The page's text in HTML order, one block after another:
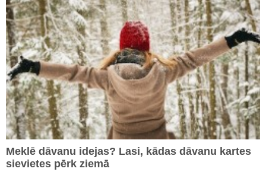
Meklē dāvanu idejas? Lasi, kādas dāvanu kartes
sievietes pērk ziemā